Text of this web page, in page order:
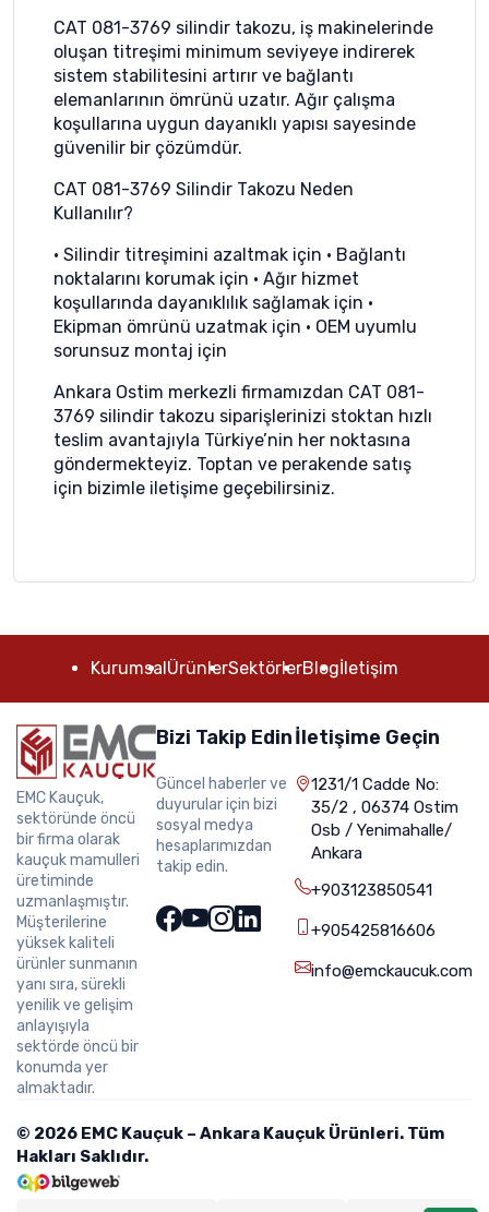
CAT 081-3769 silindir takozu, iş makinelerinde
oluşan titreşimi minimum seviyeye indirerek
sistem stabilitesini artırır ve bağlantı
elemanlarının ömrünü uzatır. Ağır çalışma
koşullarına uygun dayanıklı yapısı sayesinde
güvenilir bir çözümdür.
CAT 081-3769 Silindir Takozu Neden
Kullanılır?
• Silindir titreşimini azaltmak için • Bağlantı
noktalarını korumak için • Ağır hizmet
koşullarında dayanıklılık sağlamak için •
Ekipman ömrünü uzatmak için • OEM uyumlu
sorunsuz montaj için
Ankara Ostim merkezli firmamızdan CAT 081-
3769 silindir takozu siparişlerinizi stoktan hızlı
teslim avantajıyla Türkiye’nin her noktasına
göndermekteyiz. Toptan ve perakende satış
için bizimle iletişime geçebilirsiniz.
KurumsalÜrünlerSektörlerBlogİletişim
EMC Kauçuk,
sektöründe öncü
bir firma olarak
kauçuk mamulleri
üretiminde
uzmanlaşmıştır.
Müşterilerine
yüksek kaliteli
ürünler sunmanın
yanı sıra, sürekli
yenilik ve gelişim
anlayışıyla
sektörde öncü bir
konumda yer
almaktadır.
Bizi Takip Edin
Güncel haberler ve
duyurular için bizi
sosyal medya
hesaplarımızdan
takip edin.
İletişime Geçin
1231/1 Cadde No:
35/2 , 06374 Ostim
Osb / Yenimahalle/
Ankara
+903123850541
+905425816606
info@emckaucuk.com
© 2026 EMC Kauçuk – Ankara Kauçuk Ürünleri. Tüm
Hakları Saklıdır.